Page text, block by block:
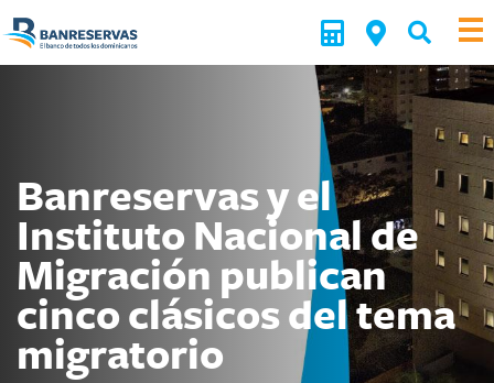
Banreservas y el
Instituto Nacional de
Migración publican
cinco clásicos del tema
migratorio